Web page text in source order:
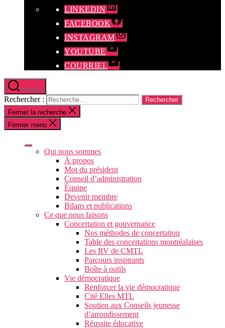
LINKEDIN
FACEBOOK
INSTAGRAM
YOUTUBE
COURRIEL
Search
Rechercher :
Fermer la recherche
Fermer menu
Qui nous sommes
À propos
Mot du président
Conseil d’administration
Équipe
Devenir membre
Bilans et publications
Ce que nous faisons
Concertation et gouvernance
Nos méthodes de concertation
Table des concertations montréalaises
Les RV de CMTL
Parcours inspirants
Boîte à outils
Vie démocratique
Renforcer la vie démocratique
Cité Elles MTL
Soutien aux Conseils jeunesse
d’arrondissement
Réussite éducative